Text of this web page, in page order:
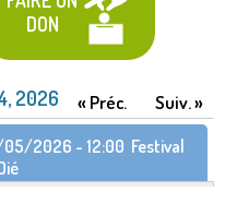
DON
2026 « Préc. Suiv. »
05/2026 - 12:00 Festival